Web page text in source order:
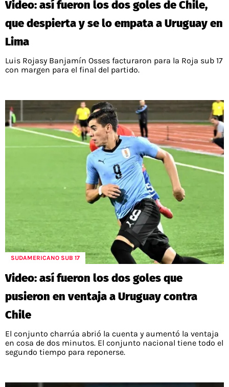
Video: así fueron los dos goles de Chile,
que despierta y se lo empata a Uruguay en
Lima
Luis Rojasy Banjamín Osses facturaron para la Roja sub 17
con margen para el final del partido.
SUDAMERICANO SUB 17
Video: así fueron los dos goles que
pusieron en ventaja a Uruguay contra
Chile
El conjunto charrúa abrió la cuenta y aumentó la ventaja
en cosa de dos minutos. El conjunto nacional tiene todo el
segundo tiempo para reponerse.